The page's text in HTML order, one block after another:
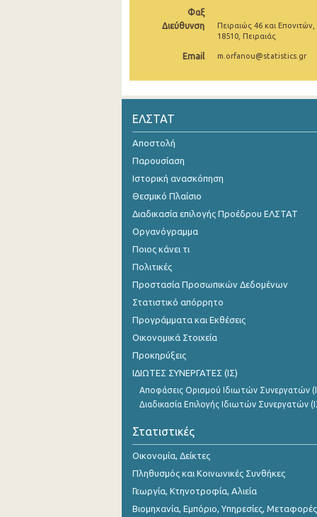
Νοεμβρίου 2024
Αυγούστου 2024
Ιουλίου 2024
Ιουνίου 2024
Μαΐου 2024
Απριλίου 2024
Φεβρουαρίου 2024
Ιανουαρίου 2024
Δεκεμβρίου 2023
Νοεμβρίου 2023
Οκτωβρίου 2023
Σεπτεμβρίου 2023
Αυγούστου 2023
Ιουλίου 2023
Ιουνίου 2023
Μαΐου 2023
Απριλίου 2023
Φαξ
Διεύθυνση
Πειραιώς 46 και
18510, Πειραιάς
Email m.orfanou@statistics.gr
ΕΛΣΤΑΤ
Αποστολή
Παρουσίαση
Ιστορική ανασκόπηση
Θεσμικό Πλαίσιο
Διαδικασία επιλογής Προέδρου ΕΛΣΤΑΤ
Οργανόγραμμα
Ποιος κάνει τι
Πολιτικές
Προστασία Προσωπικών Δεδομένων
Στατιστικό απόρρητο
Προγράμματα και Εκθέσεις
Οικονομικά Στοιχεία
Προκηρύξεις
ΙΔΙΩΤΕΣ ΣΥΝΕΡΓΑΤΕΣ (ΙΣ)
Αποφάσεις Ορισμού Ιδιωτών Συνεργατών
Διαδικασία Επιλογής Ιδιωτών Συνεργατών
Στατιστικές
Οικονομία, Δείκτες
Πληθυσμός και Κοινωνικές Συνθήκες
Γεωργία, Κτηνοτροφία, Αλιεία
Βιομηχανία, Εμπόριο, Υπηρεσίες, Μεταφορές